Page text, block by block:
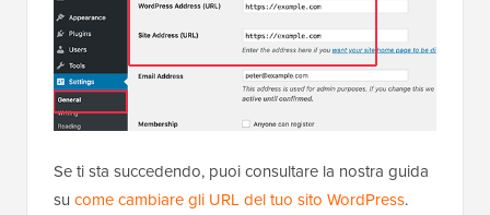
Se ti sta succedendo, puoi consultare la nostra guida
su come cambiare gli URL del tuo sito WordPress.